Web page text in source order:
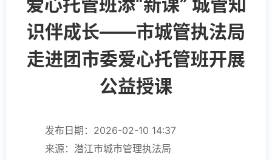
识伴成长——市城管执法局
走进团市委爱心托管班开展
公益授课
发布日期：2026-02-10 14:37
来源：潜江市城市管理执法局